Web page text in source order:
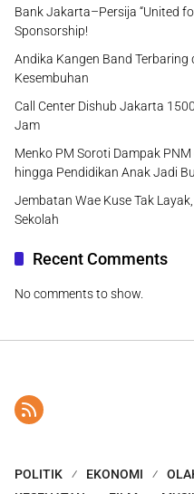
Bank Jakarta–Persija “United
Sponsorship!
Andika Kangen Band
Kesembuhan
Call Center Dishub Jakarta
Jam
Menko PM Soroti Dampak
hingga Pendidikan Anak Jadi
Jembatan Wae Kuse Tak
Sekolah
Recent Comments
No comments to show.
POLITIK EKONOMI